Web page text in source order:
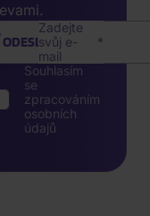
Zadejte
svůj e-
mail
ODESLAT
Souhlasím
se
zpracováním
osobních
údajů